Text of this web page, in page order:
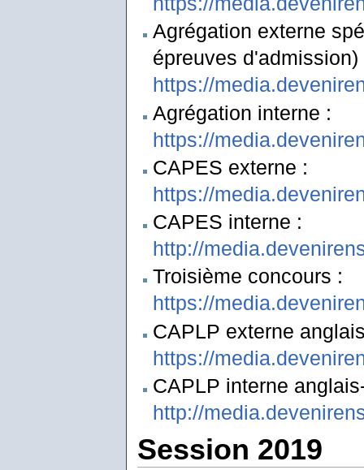
Agrégation externe
épreuves d'admission)
https://
Agrégation interne :
https://
CAPES externe :
https://
CAPES interne :
http://
Troisième concours :
https://
CAPLP externe
https://
CAPLP interne
http://
Session 2019